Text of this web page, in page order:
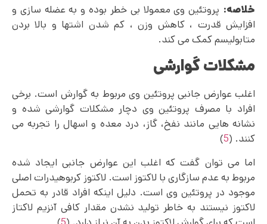
خلاصه: پروتئین وی معمولا بی خطر بوده و به عضله سازی و
افزایش قدرت ، کاهش وزن ، کم شدن اشتها و بالا بردن
متابولیسم کمک می کند.
مشکلات گوارشی
اغلب عوارض جانبی پروتئین وی مربوط به گوارش است. برخی
افراد با مصرف پروتئین وی دچار مشکلات گوارشی شده و
نشانه هایی مانند نفخ، گاز، درد معده و اسهال را تجربه می
کنند. (5
)
اما می توان گفت که اغلب این عوارض جانبی ایجاد شده
مربوط به عدم سازگاری با لاکتوز است. لاکتوز کربوهیدرات اصلی
موجود در پروتئین وی است. دلیل اینکه افراد قادر به تحمل
لاکتوز نیستند به خاطر تولید نشدن مقدار کافی آنزیم لاکتاز